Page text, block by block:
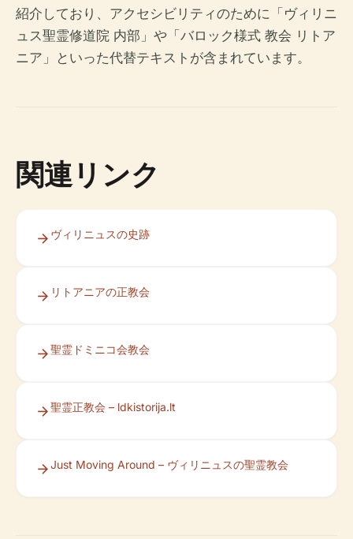
紹介しており、アクセシビリティのために「ヴィリニ
ュス聖霊修道院 内部」や「バロック様式 教会 リトア
ニア」といった代替テキストが含まれています。
関連リンク
ヴィリニュスの史跡
リトアニアの正教会
聖霊ドミニコ会教会
聖霊正教会 – ldkistorija.lt
Just Moving Around – ヴィリニュスの聖霊教会